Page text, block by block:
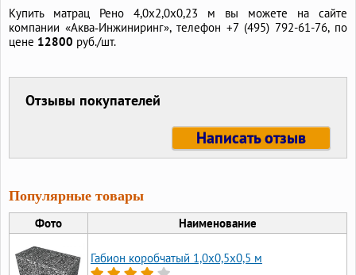
Купить матрац Рено 4,0х2,0х0,23 м вы можете на сайте
компании «Аква‑Инжиниринг», телефон +7 (495) 792-61-76,по
цене 12800 руб./шт.
Отзывы покупателей
Написать отзыв
Популярные товары
Фото Наименование
Габион коробчатый 1,0х0,5х0,5 м